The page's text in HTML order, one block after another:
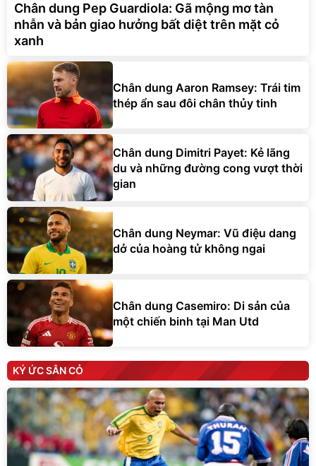
Chân dung Pep Guardiola: Gã mộng mơ tàn
nhẫn và bản giao hưởng bất diệt trên mặt cỏ
xanh
Chân dung Aaron Ramsey: Trái tim
thép ẩn sau đôi chân thủy tinh
Chân dung Dimitri Payet: Kẻ lãng
du và những đường cong vượt thời
gian
Chân dung Neymar: Vũ điệu dang
dở của hoàng tử không ngai
Chân dung Casemiro: Di sản của
một chiến binh tại Man Utd
KÝ ỨC SÂN CỎ